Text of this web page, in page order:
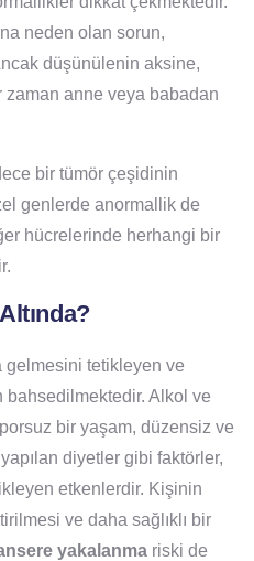
neden olan sorun,
düşünülenin aksine,
zaman anne veya babadan
bir tümör çeşidinin
genlerde anormallik de
hücrelerinde herhangi bir
gelmesini tetikleyen ve
bahsedilmektedir. Alkol ve
bir yaşam, düzensiz ve
diyetler gibi faktörler,
etkenlerdir. Kişinin
ve daha sağlıklı bir
yakalanma riski de